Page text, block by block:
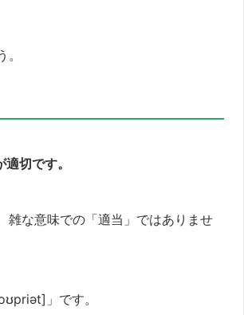
切です。
雑な意味での「適当」ではありませ
」です。